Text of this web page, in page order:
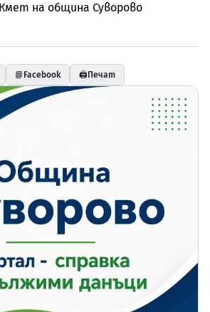
на община Суворово
📘 Facebook 🖨️ Печат